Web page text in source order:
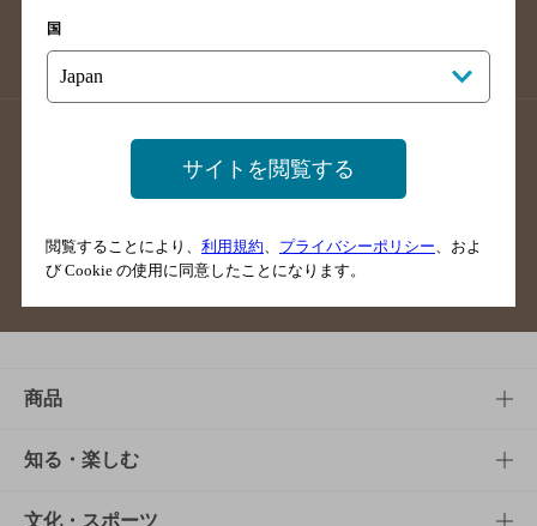
沖縄県のバー検索
店舗登録方法のご案内
店舗情報更新方法のご案内
掲載店舗様ログイン
ご意見・ご感想
商品
商品TOP
商品一覧
知る・楽しむ
知る・楽しむTOP
文化・スポーツ
国
サイトを閲覧する
閲覧することにより、 利用規約 プライバシーポリシー 、およ
び Cookie の使用に同意したことになります。